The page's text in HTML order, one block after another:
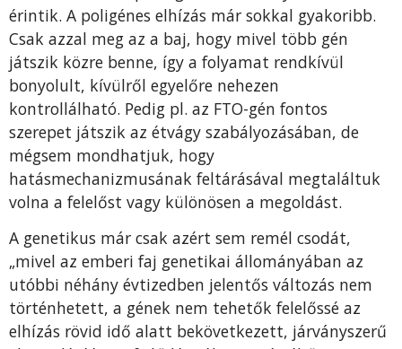
érintik. A poligénes elhízás már sokkal gyakoribb.
Csak azzal meg az a baj, hogy mivel több gén
játszik közre benne, így a folyamat rendkívül
bonyolult, kívülről egyelőre nehezen
kontrollálható. Pedig pl. az FTO-gén fontos
szerepet játszik az étvágy szabályozásában, de
mégsem mondhatjuk, hogy
hatásmechanizmusának feltárásával megtaláltuk
volna a felelőst vagy különösen a megoldást.
A genetikus már csak azért sem remél csodát,
„mivel az emberi faj genetikai állományában az
utóbbi néhány évtizedben jelentős változás nem
történhetett, a gének nem tehetők felelőssé az
elhízás rövid idő alatt bekövetkezett, járványszerű